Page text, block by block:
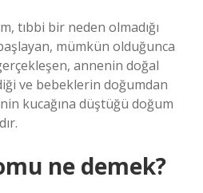
tıbbi bir neden olmadığı
mümkün olduğunca
annenin doğal
ve bebeklerin doğumdan
kucağına düştüğü doğum
ne demek?